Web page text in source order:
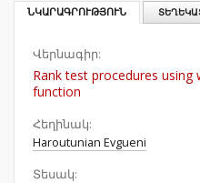
ՆԿԱՐԱԳՐՈՒԹՅՈՒՆ
Վերնագիր:
Rank test procedures
function
Հեղինակ:
Haroutunian Evgueni
Տեսակ: